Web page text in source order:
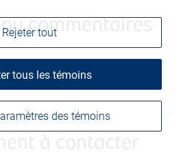
commentaires
des témoins
Rejeter tout
tous les témoins